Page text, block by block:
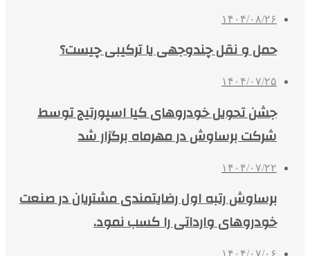
۱۴۰۴/۰۸/۲۶
حمل و نقل چندوجهی یا ترکیبی چیست؟
۱۴۰۴/۰۷/۲۵
جشن تحویل خودروهای کیا اسپورتیج توسط
شرکت برساوش در مهرماه برگزار شد
۱۴۰۴/۰۷/۲۲
برساوش رتبه اول رضایتمندی مشتریان در صنعت
خودروهای وارداتی را کسب نمود.
۱۴۰۴/۰۷/۰۶